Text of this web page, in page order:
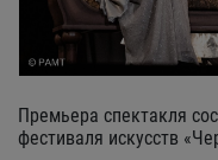
Премьера спектакля
фестиваля искусств